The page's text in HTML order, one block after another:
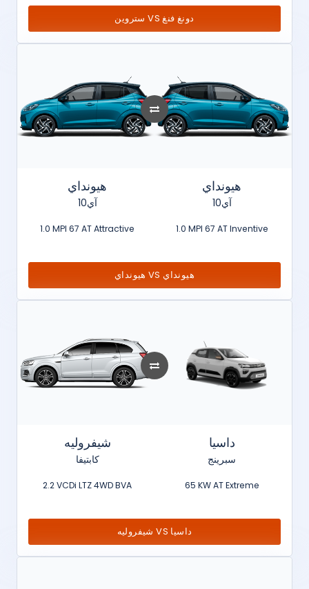
ستروين VS دونغ فنغ
هيونداي
آي10
1.0 MPI 67 AT Attractive
هيونداي
آي10
1.0 MPI 67 AT Inventive
هيونداي VS هيونداي
شيفروليه
كابتيفا
2.2 VCDi LTZ 4WD BVA
داسيا
سبرينج
65 KW AT Extreme
شيفروليه VS داسيا